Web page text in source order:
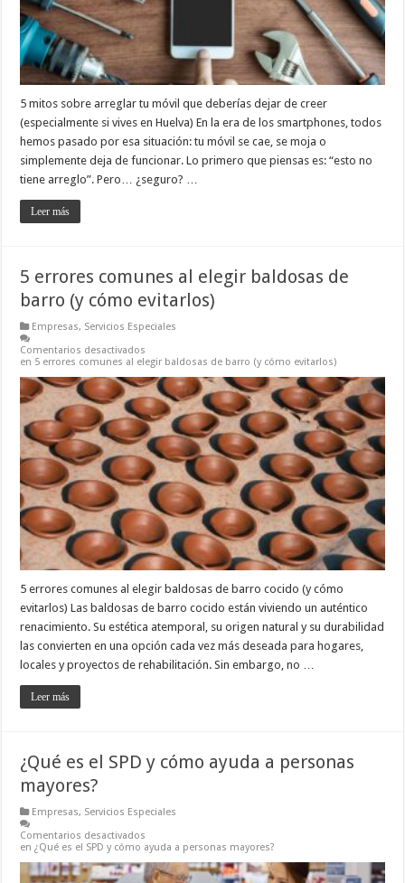
5 mitos sobre arreglar tu móvil que deberías dejar de creer
(especialmente si vives en Huelva) En la era de los smartphones, todos
hemos pasado por esa situación: tu móvil se cae, se moja o
simplemente deja de funcionar. Lo primero que piensas es: “esto no
tiene arreglo”. Pero… ¿seguro? …
Leer más
5 errores comunes al elegir baldosas de
barro (y cómo evitarlos)
Empresas, Servicios Especiales
Comentarios desactivados
en 5 errores comunes al elegir baldosas de barro (y cómo evitarlos)
5 errores comunes al elegir baldosas de barro cocido (y cómo
evitarlos) Las baldosas de barro cocido están viviendo un auténtico
renacimiento. Su estética atemporal, su origen natural y su durabilidad
las convierten en una opción cada vez más deseada para hogares,
locales y proyectos de rehabilitación. Sin embargo, no …
Leer más
¿Qué es el SPD y cómo ayuda a personas
mayores?
Empresas, Servicios Especiales
Comentarios desactivados
en ¿Qué es el SPD y cómo ayuda a personas mayores?